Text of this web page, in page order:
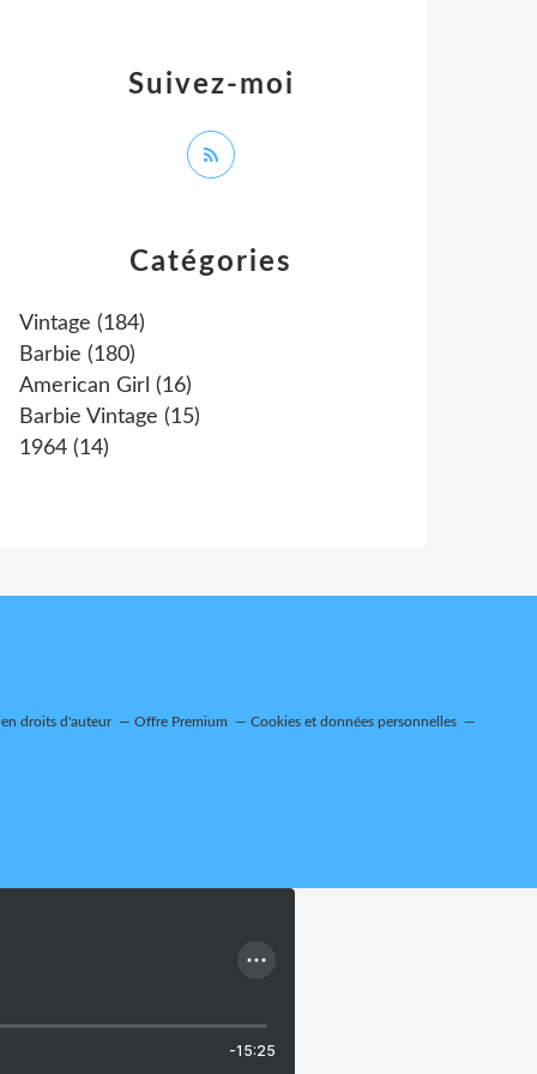
Catégories
Vintage (184)
Barbie (180)
American Girl (16)
Barbie Vintage (15)
1964 (14)
Suivez-moi
droits d'auteur Offre Premium Cookies et données personnelles
-15:25